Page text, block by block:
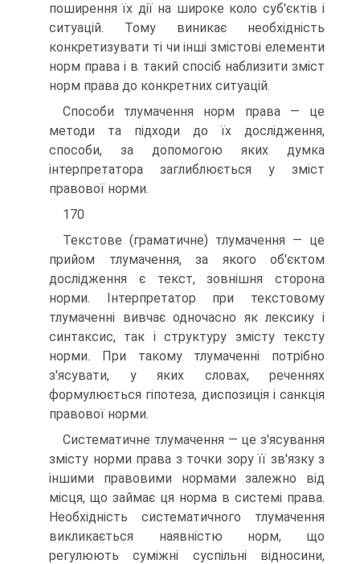
поширення їх дії на широке коло суб'єктів і
ситуацій. Тому виникає необхідність
конкретизувати ті чи інші змістові елементи
норм права і в такий спосіб наблизити зміст
норм права до конкретних ситуацій.
Способи тлумачення норм права — це
методи та підходи до їх дослідження,
способи, за допомогою яких думка
інтерпретатора заглиблюється у зміст
правової норми.
170
Текстове (граматичне) тлумачення — це
прийом тлумачення, за якого об'єктом
дослідження є текст, зовнішня сторона
норми. Інтерпретатор при текстовому
тлумаченні вивчає одночасно як лексику і
синтаксис, так і структуру змісту тексту
норми. При такому тлумаченні потрібно
з'ясувати, у яких словах, реченнях
формулюється гіпотеза, диспозиція і санкція
правової норми.
Систематичне тлумачення — це з'ясування
змісту норми права з точки зору її зв'язку з
іншими правовими нормами залежно від
місця, що займає ця норма в системі права.
Необхідність систематичного тлумачення
викликається наявністю норм, що
регулюють суміжні суспільні відносини,